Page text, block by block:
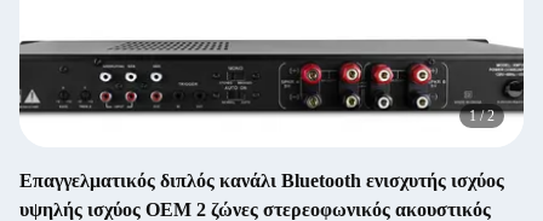
1/2
Επαγγελματικός διπλός κανάλι Bluetooth ενισχυτής ισχύος
υψηλής ισχύος OEM 2 ζώνες στερεοφωνικός ακουστικός